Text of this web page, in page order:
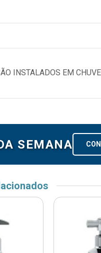
INSTALADOS EM
SEMANA